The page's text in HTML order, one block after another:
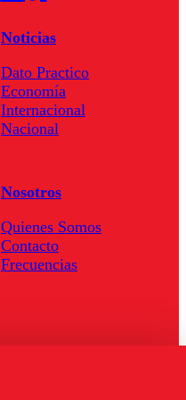
Noticias
Dato Practico
Economía
Internacional
Nacional
Nosotros
Quienes Somos
Contacto
Frecuencias